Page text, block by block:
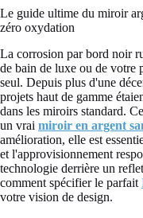
Le guide ultime du miroir
zéro oxydation
La corrosion par bord noir
de bain de luxe ou de votre
seul. Depuis plus d'une
projets haut de gamme
dans les miroirs standard.
un vrai miroir en argent
amélioration, elle est
et l'approvisionnement
technologie derrière un
comment spécifier le parfait
votre vision de design.